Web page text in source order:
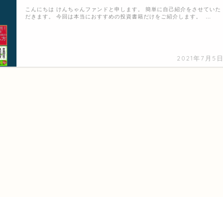
2021年7月5日
こんにちは けんちゃんファンドと申します。 簡単に自己紹介をさせていた
だきます。 今回は本当におすすめの投資書籍だけをご紹介します。 …